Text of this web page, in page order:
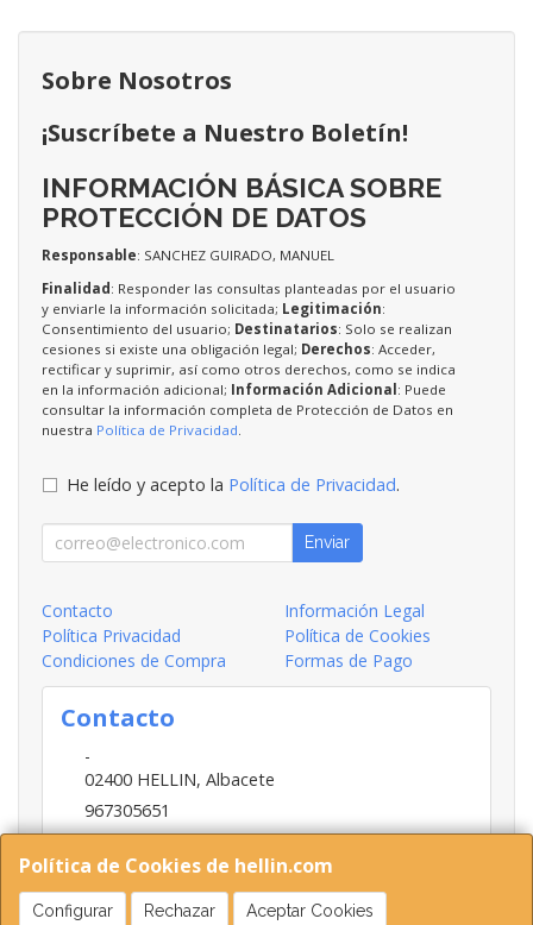
Política de Cookies de hellin.com
Configurar Rechazar Aceptar Cookies
Sobre Nosotros
¡Suscríbete a Nuestro Boletín!
INFORMACIÓN BÁSICA SOBRE
PROTECCIÓN DE DATOS
Responsable: SANCHEZ GUIRADO, MANUEL
Finalidad : Responder las consultas planteadas por el usuario
y enviarle la información solicitada; Legitimación:
Consentimiento del usuario; Destinatarios: Solo se realizan
cesiones si existe una obligación legal; Derechos: Acceder,
rectificar y suprimir, así como otros derechos, como se indica
en la información adicional; Información Adicional : Puede
consultar la información completa de Protección de Datos en
nuestra Política de Privacidad
He leído y acepto la Política de Privacidad.
Enviar
Contacto
Información Legal
Política Privacidad
Política de Cookies
Condiciones de Compra
Formas de Pago
Contacto
-
02400 HELLIN, Albacete
967305651
INFO@HELLIN.COM